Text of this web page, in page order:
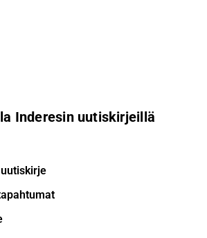
Inderesin uutiskirjeillä